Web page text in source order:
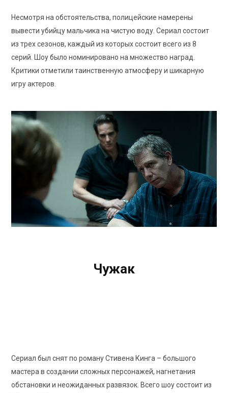
Несмотря на обстоятельства, полицейские намерены
вывести убийцу мальчика на чистую воду. Сериал состоит
из трех сезонов, каждый из которых состоит всего из 8
серий. Шоу было номинировано на множество наград.
Критики отметили таинственную атмосферу и шикарную
игру актеров.
Чужак
Сериал был снят по роману Стивена Кинга – большого
мастера в создании сложных персонажей, нагнетания
обстановки и неожиданных развязок. Всего шоу состоит из